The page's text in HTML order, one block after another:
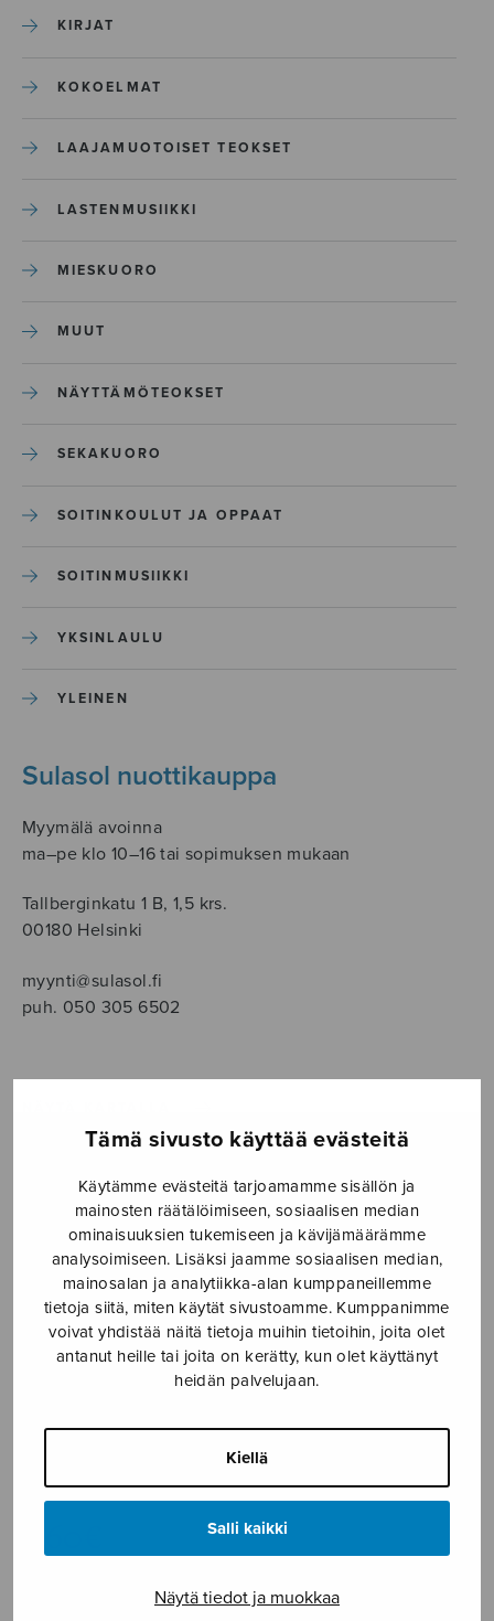
Tämä sivusto käyttää evästeitä
Käytämme evästeitä tarjoamamme sisällön ja
mainosten räätälöimiseen, sosiaalisen median
ominaisuuksien tukemiseen ja kävijämäärämme
analysoimiseen. Lisäksi jaamme sosiaalisen median,
mainosalan ja analytiikka-alan kumppaneillemme
tietoja siitä, miten käytät sivustoamme. Kumppanimme
voivat yhdistää näitä tietoja muihin tietoihin, joita olet
antanut heille tai joita on kerätty, kun olet käyttänyt
heidän palvelujaan.
Kiellä
Salli kaikki
Näytä tiedot ja muokkaa
KIRJAT
KOKOELMAT
LAAJAMUOTOISET TEOKSET
LASTENMUSIIKKI
MIESKUORO
MUUT
NÄYTTÄMÖTEOKSET
SEKAKUORO
SOITINKOULUT JA OPPAAT
SOITINMUSIIKKI
YKSINLAULU
YLEINEN
Sulasol nuottikauppa
Myymälä avoinna
ma–pe klo 10–16 tai sopimuksen mukaan
Tallberginkatu 1 B, 1,5 krs.
00180 Helsinki
myynti@sulasol.fi
puh. 050 305 6502
Le bain – Uinti